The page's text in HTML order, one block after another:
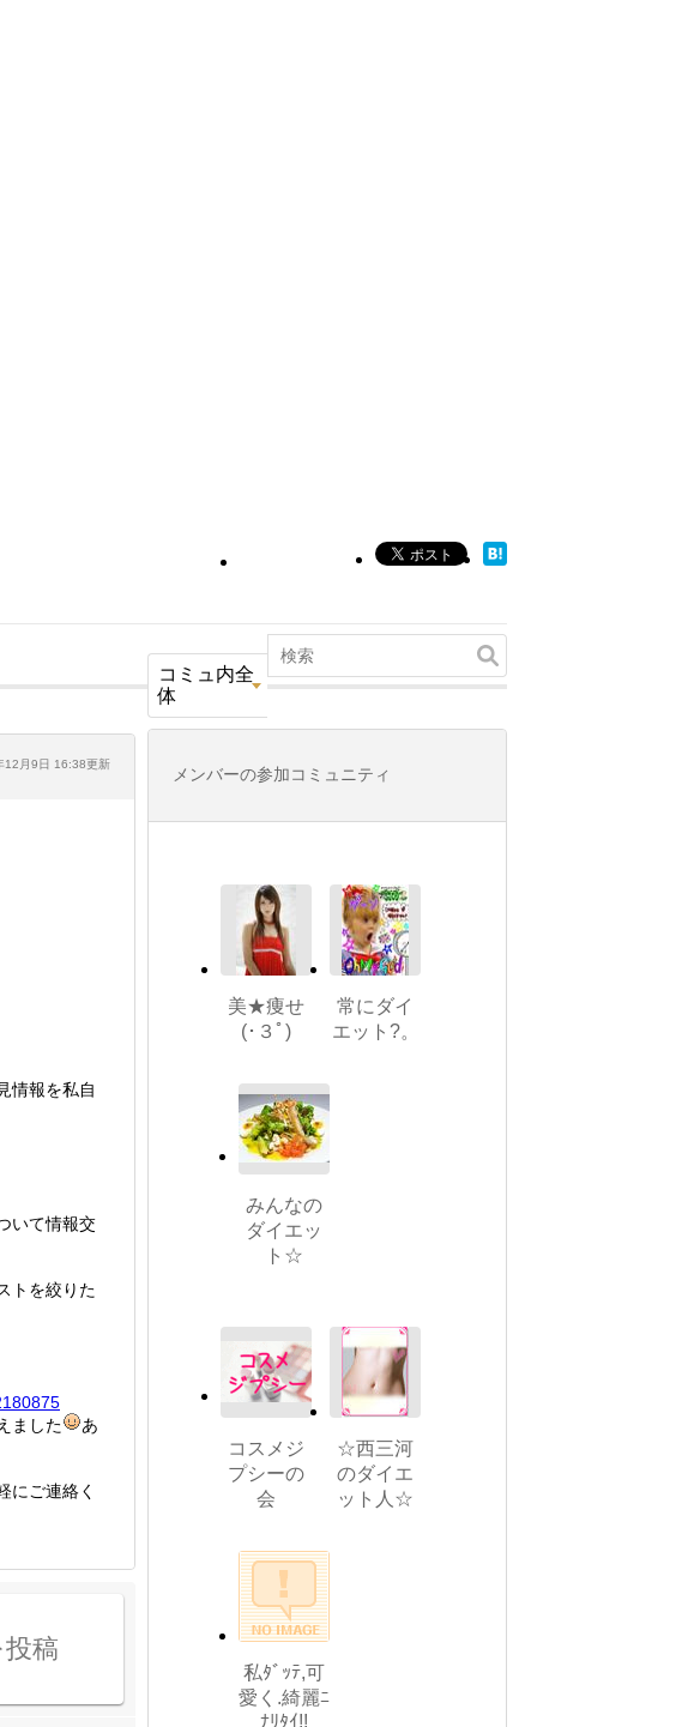
コミュ内全
体
12月9日 16:38更新
情報を私自
いて情報交
トを絞りた
80875
ました
あ
にご連絡く
稿
メンバーの参加コミュニティ
美★痩せ
(･３ﾟ)
常にダイ
エット?。
みんなの
ダイエッ
ト☆
コスメジ
プシーの
会
☆西三河
のダイエ
ット人☆
私ﾀﾞｯﾃ,可
愛く.綺麗ﾆ
ﾅﾘﾀｲ!!